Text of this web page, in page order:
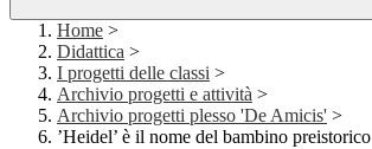
Home >
Didattica >
I progetti delle classi >
Archivio progetti e attività >
Archivio progetti plesso 'De Amicis' >
’Heidel’ è il nome del bambino preistorico